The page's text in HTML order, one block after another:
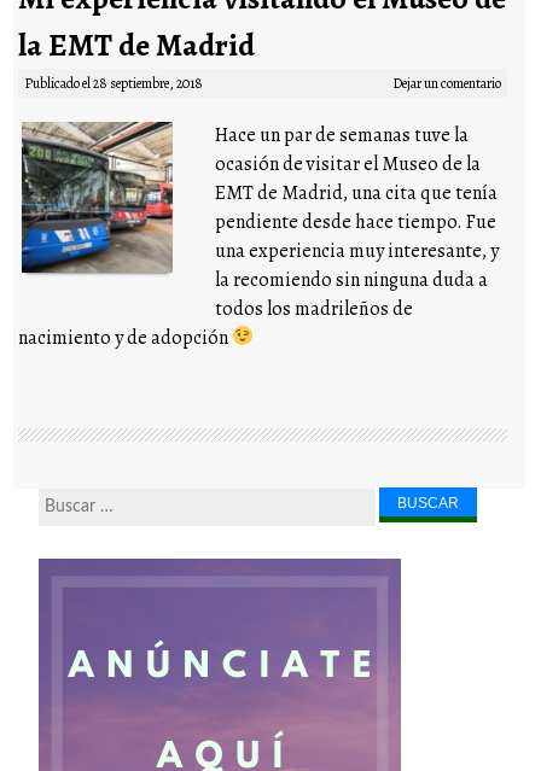
la EMT de Madrid
Publicado el28 septiembre, 2018 Dejar un comentario
Hace un par de semanas tuve la
ocasión de visitar el Museo de la
EMT de Madrid, una cita que tenía
pendiente desde hace tiempo. Fue
una experiencia muy interesante, y
la recomiendo sin ninguna duda a
todos los madrileños de
nacimiento y de adopción
Buscar...